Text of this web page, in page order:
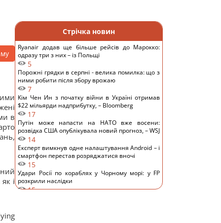
в
і
Стрічка новин
Ryanair додав ще більше рейсів до Марокко:
одразу три з них – із Польщі
5
Порожні грядки в серпні - велика помилка: що з
ними робити після збору врожаю
7
Кім Чен Ин з початку війни в Україні отримав
$22 мільярди надприбутку, – Bloomberg
17
Путін може напасти на НАТО вже восени:
розвідка США опублікувала новий прогноз, – WSJ
14
Експерт вимкнув одне налаштування Android – і
смартфон перестав розряджатися вночі
15
Удари Росії по кораблях у Чорному морі: у FP
розкрили наслідки
15